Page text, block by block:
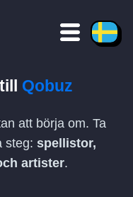
till Qobuz
att börja om. Ta
steg: spellistor,
artister.